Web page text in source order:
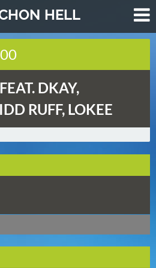
N HELL
DKAY,
RUFF, LOKEE